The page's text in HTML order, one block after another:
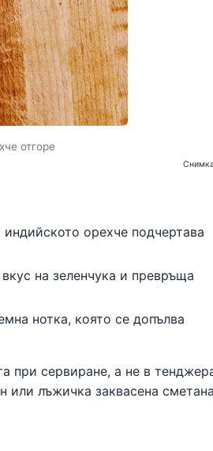
отгоре
орехче подчертава
на зеленчука и превръща
нотка, която се допълва
при сервиране, а не в
или лъжичка заквасена